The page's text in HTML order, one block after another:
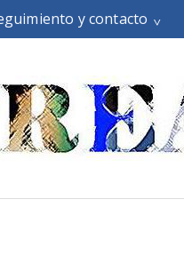
y contacto